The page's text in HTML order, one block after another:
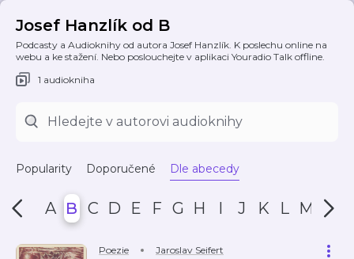
Josef Hanzlík od B
Podcasty a Audioknihy od autora Josef Hanzlík. K poslechu online na
webu a ke stažení. Nebo poslouchejte v aplikaci Youradio Talk offline.
1 audiokniha
Popularity Doporučené Dle abecedy
A B C D E F G H I J K L M N
Poezie Jaroslav Seifert